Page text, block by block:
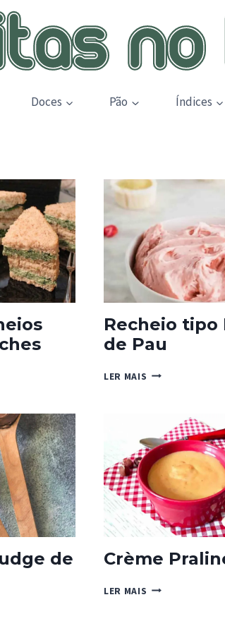
Doces Pão Índices
Recheio tipo
de Pau
LER MAIS RECHEIO
PAU
de
Crème
LER MAIS CRÈME